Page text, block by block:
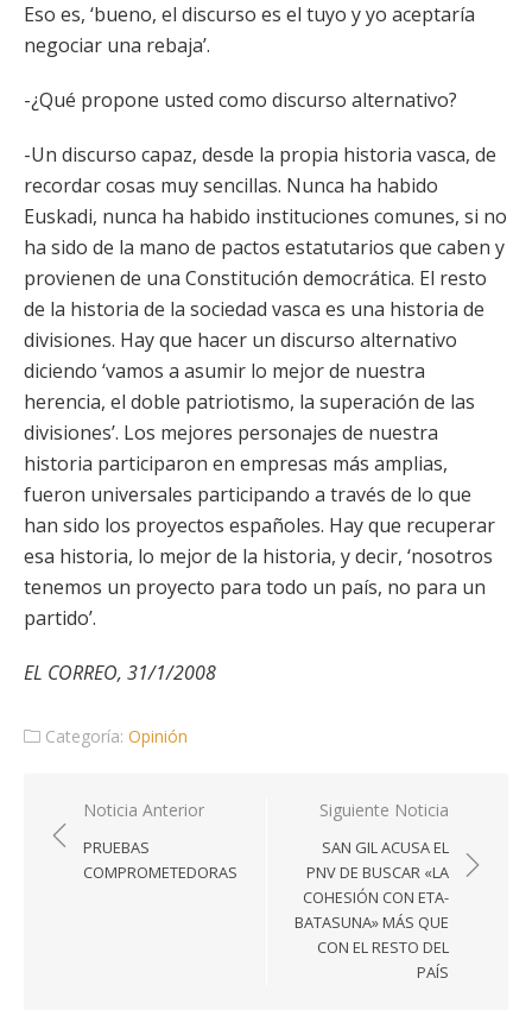
Eso es, ‘bueno, el discurso es el tuyo y yo aceptaría
negociar una rebaja’.
-¿Qué propone usted como discurso alternativo?
-Un discurso capaz, desde la propia historia vasca, de
recordar cosas muy sencillas. Nunca ha habido
Euskadi, nunca ha habido instituciones comunes, si no
ha sido de la mano de pactos estatutarios que caben y
provienen de una Constitución democrática. El resto
de la historia de la sociedad vasca es una historia de
divisiones. Hay que hacer un discurso alternativo
diciendo ‘vamos a asumir lo mejor de nuestra
herencia, el doble patriotismo, la superación de las
divisiones’. Los mejores personajes de nuestra
historia participaron en empresas más amplias,
fueron universales participando a través de lo que
han sido los proyectos españoles. Hay que recuperar
esa historia, lo mejor de la historia, y decir, ‘nosotros
tenemos un proyecto para todo un país, no para un
partido’.
EL CORREO, 31/1/2008
Categoría: Opinión
Navegación
de
entradas
Noticia Anterior
PRUEBAS
COMPROMETEDORAS
Siguiente Noticia
SAN GIL ACUSA EL
PNV DE BUSCAR «LA
COHESIÓN CON ETA-
BATASUNA» MÁS QUE
CON EL RESTO DEL
PAÍS